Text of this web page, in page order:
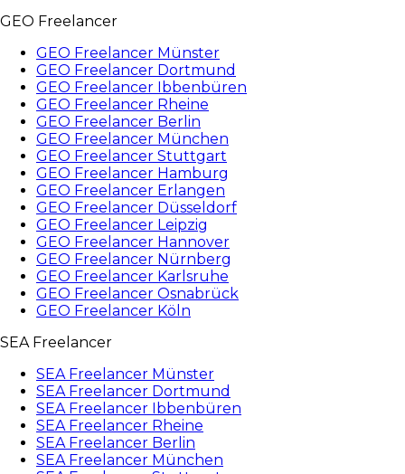
GEO Freelancer
GEO Freelancer Münster
GEO Freelancer Dortmund
GEO Freelancer Ibbenbüren
GEO Freelancer Rheine
GEO Freelancer Berlin
GEO Freelancer München
GEO Freelancer Stuttgart
GEO Freelancer Hamburg
GEO Freelancer Erlangen
GEO Freelancer Düsseldorf
GEO Freelancer Leipzig
GEO Freelancer Hannover
GEO Freelancer Nürnberg
GEO Freelancer Karlsruhe
GEO Freelancer Osnabrück
GEO Freelancer Köln
SEA Freelancer
SEA Freelancer Münster
SEA Freelancer Dortmund
SEA Freelancer Ibbenbüren
SEA Freelancer Rheine
SEA Freelancer Berlin
SEA Freelancer München